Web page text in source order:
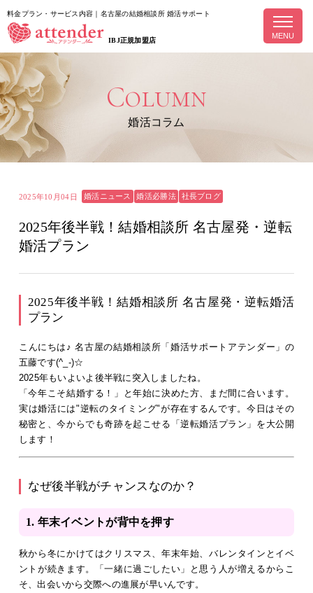
料金プラン・サービス内容｜名古屋の結婚相談所 婚活サポート
IBJ正規加盟店
Column
婚活コラム
2025年10月04日 婚活ニュース 婚活必勝法 社長ブログ
2025年後半戦！結婚相談所 名古屋発・逆転
婚活プラン
2025年後半戦！結婚相談所 名古屋発・逆転婚活
プラン
こんにちは♪ 名古屋の結婚相談所「婚活サポートアテンダー」の
五藤です(^_-)☆
2025年もいよいよ後半戦に突入しましたね。
「今年こそ結婚する！」と年始に決めた方、まだ間に合います。
実は婚活には"逆転のタイミング"が存在するんです。今日はその
秘密と、今からでも奇跡を起こせる「逆転婚活プラン」を大公開
します！
なぜ後半戦がチャンスなのか？
1. 年末イベントが背中を押す
秋から冬にかけてはクリスマス、年末年始、バレンタインとイベ
ントが続きます。「一緒に過ごしたい」と思う人が増えるからこ
そ、出会いから交際への進展が早いんです。
MENU